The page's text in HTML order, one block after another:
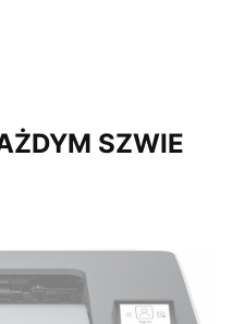
SZWIE